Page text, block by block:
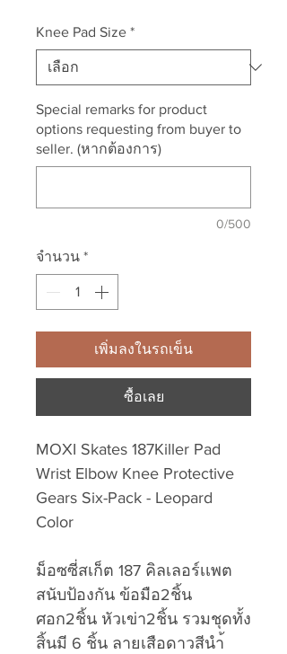
Knee Pad Size *
Special remarks for product
options requesting from buyer to
seller. (หากต้องการ)
0/500
จำนวน *
เพิ่มลงในรถเข็น
ซื้อเลย
MOXI Skates 187Killer Pad
Wrist Elbow Knee Protective
Gears Six-Pack - Leopard
Color
ม็อซซี่สเก็ต 187 คิลเลอร์เเพต
สนับป้องกัน ข้อมือ2ชิ้น
ศอก2ชิ้น หัวเข่า2ชิ้น รวมชุดทั้ง
สิ้นมี 6 ชิ้น ลายเสือดาวสีนำ้